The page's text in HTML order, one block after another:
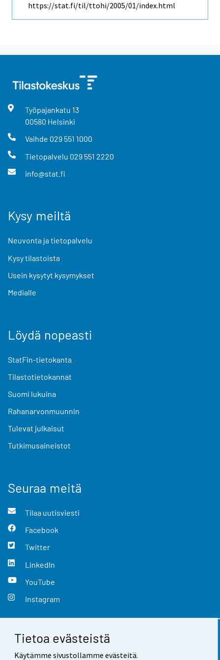
Tietoa evästeistä
Käytämme sivustollamme evästeitä.
https://stat.fi/til/ttohi/2005/01/index.html
Työpajankatu 13
00580 Helsinki
Vaihde 029 551 1000
Tietopalvelu 029 551 2220
info@stat.fi
Kysy meiltä
Neuvonta ja tietopalvelu
Kysy tilastoista
Usein kysytyt kysymykset
Medialle
Löydä nopeasti
StatFin-tietokanta
Tilastotietokannat
Suomi lukuina
Rahanarvonmuunnin
Tulevat julkaisut
Tutkimusaineistot
Seuraa meitä
Tilaa uutisviesti
Facebook
Twitter
LinkedIn
YouTube
Instagram
Yhteystiedot